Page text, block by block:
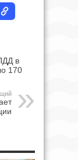
в
170